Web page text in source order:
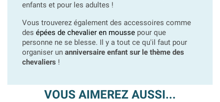
enfants et pour les adultes !
Vous trouverez également des accessoires comme
des épées de chevalier en mousse pour que
personne ne se blesse. Il y a tout ce qu'il faut pour
organiser un anniversaire enfant sur le thème des
chevaliers !
VOUS AIMEREZ AUSSI...